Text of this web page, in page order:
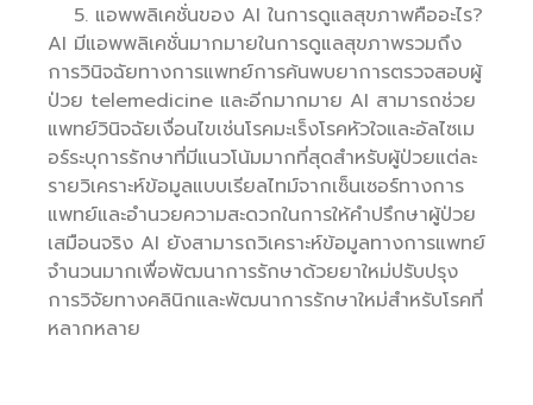
แอพพลิเคชั่นของ AI ในการดูแลสุขภาพคืออะไร?
AI มีแอพพลิเคชั่นมากมายในการดูแลสุขภาพรวมถึง
การวินิจฉัยทางการแพทย์การค้นพบยาการตรวจสอบผู้
ป่วย telemedicine และอีกมากมาย AI สามารถช่วย
แพทย์วินิจฉัยเงื่อนไขเช่นโรคมะเร็งโรคหัวใจและอัลไซเม
อร์ระบุการรักษาที่มีแนวโน้มมากที่สุดสำหรับผู้ป่วยแต่ละ
รายวิเคราะห์ข้อมูลแบบเรียลไทม์จากเซ็นเซอร์ทางการ
แพทย์และอำนวยความสะดวกในการให้คำปรึกษาผู้ป่วย
เสมือนจริง AI ยังสามารถวิเคราะห์ข้อมูลทางการแพทย์
จำนวนมากเพื่อพัฒนาการรักษาด้วยยาใหม่ปรับปรุง
การวิจัยทางคลินิกและพัฒนาการรักษาใหม่สำหรับโรคที่
หลากหลาย